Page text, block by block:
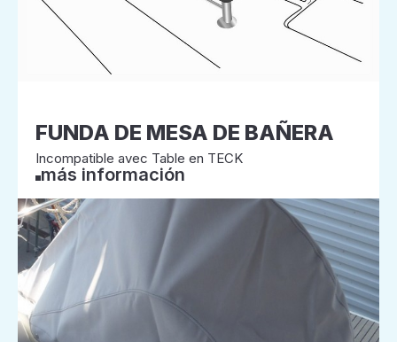
FUNDA DE MESA DE BAÑERA
Incompatible avec Table en TECK
más información